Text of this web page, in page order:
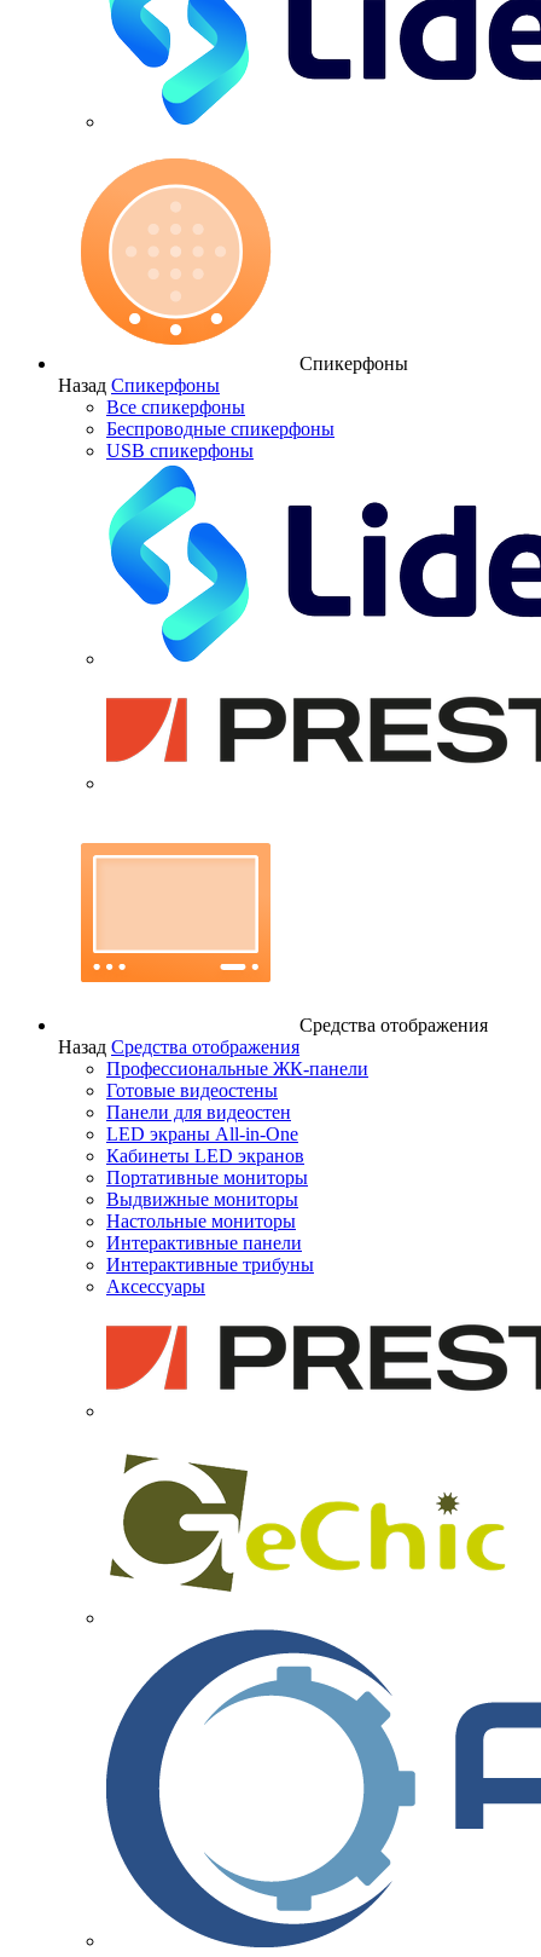
Спикерфоны
Назад Спикерфоны
Все спикерфоны
Беспроводные спикерфоны
USB спикерфоны
Средства отображения
Назад Средства отображения
Профессиональные ЖК-панели
Готовые видеостены
Панели для видеостен
LED экраны All-in-One
Кабинеты LED экранов
Портативные мониторы
Выдвижные мониторы
Настольные мониторы
Интерактивные панели
Интерактивные трибуны
Аксессуары